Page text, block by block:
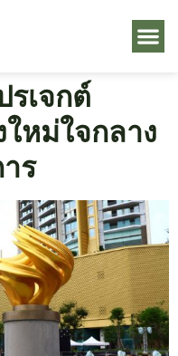
รเจกต์
ใหม่ใจกลาง
ร